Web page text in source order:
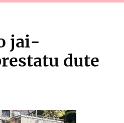
jai-
dute